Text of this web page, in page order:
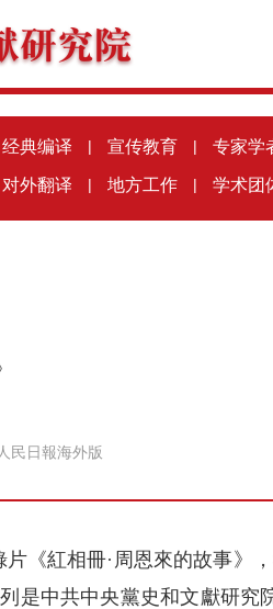
经典编译 | 宣传教育 | 专家学
对外翻译 | 地方工作 | 学术团
民日報海外版
《紅相冊·周恩來的故事》
是中共中央黨史和文獻研